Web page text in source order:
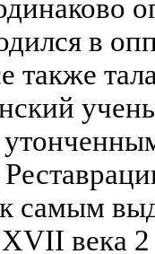
в
также
самым
века